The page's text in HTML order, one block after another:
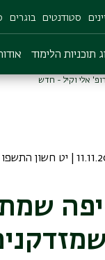
סטודנטים בוגרים
תוכניות הלימוד
אלי וקיל - חדש
| יט חשון התשפו